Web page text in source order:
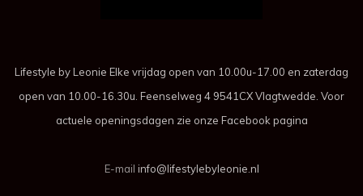
Lifestyle by Leonie Elke vrijdag open van 10.00u-17.00 en zaterdag
open van 10.00-16.30u. Feenselweg 4 9541CX Vlagtwedde. Voor
actuele openingsdagen zie onze Facebook pagina
E-mail info@lifestylebyleonie.nl